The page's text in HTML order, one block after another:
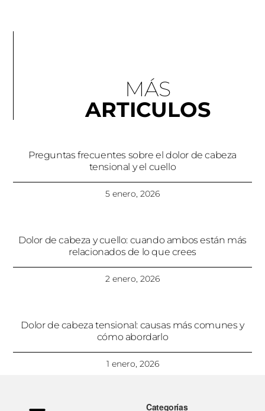
MÁS
ARTICULOS
Preguntas frecuentes sobre el dolor de cabeza
tensional y el cuello
5 enero, 2026
Dolor de cabeza y cuello: cuando ambos están más
relacionados de lo que crees
2 enero, 2026
Dolor de cabeza tensional: causas más comunes y
cómo abordarlo
1 enero, 2026
Categorías